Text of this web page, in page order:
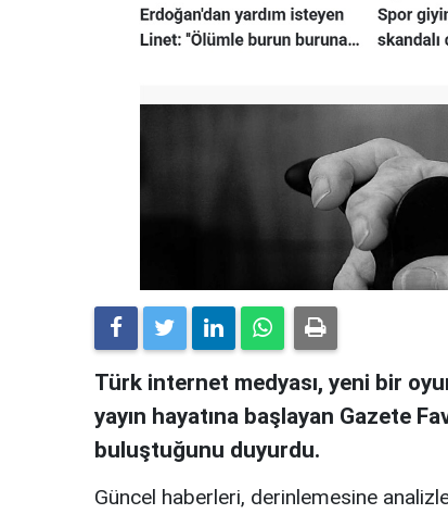
Türk internet medyası, yeni bir
yayın hayatına başlayan Gazete
buluştuğunu duyurdu.
Güncel haberleri, derinlemesine